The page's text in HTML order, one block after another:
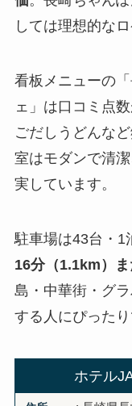
しては理想的な
看板メニューの
ェ」は口コミ点
ごだしうどんな
室はモダンで清
実しています。
駐車場は43台・1
16分（1.1km）
島・中華街・グ
する人にぴったり
ホテル